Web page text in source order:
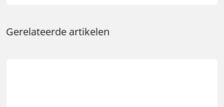
Gerelateerde artikelen